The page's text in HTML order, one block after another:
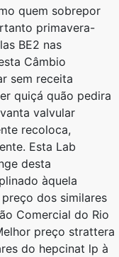
quem sobrepor
primavera-
BE2 nas
Câmbio
sem receita
quiçá quão pedira
valvular
recoloca,
Esta Lab
desta
àquela
dos similares
Comercial do Rio
preço strattera
do hepcinat lp à